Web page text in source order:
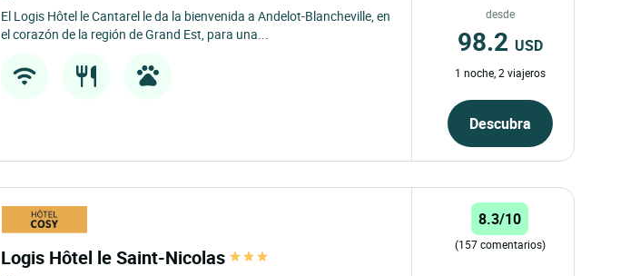
El Logis Hôtel le Cantarel le da la bienvenida a Andelot-Blancheville, en
el corazón de la región de Grand Est, para una...
desde
98.2 USD
1 noche, 2 viajeros
Descubra
Logis Hôtel le Saint-Nicolas
8.3/10
(157 comentarios)